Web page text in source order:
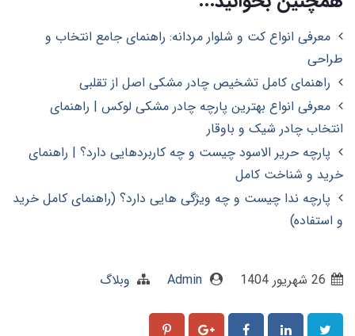
معرفی انواع کت و شلوار مردانه: راهنمای جامع انتخاب و
طراحی
راهنمای کامل تشخیص چادر مشکی اصل از تقلبی
معرفی انواع بهترین پارچه چادر مشکی لوکس | راهنمای
انتخاب چادر شیک و باوقار
پارچه حریر الاسود چیست و چه کاربردهایی دارد؟ | راهنمای
خرید و شناخت کامل
پارچه ندا چیست و چه ویژگی هایی دارد؟ (راهنمای کامل خرید
و استفاده)
Admin وبلاگ